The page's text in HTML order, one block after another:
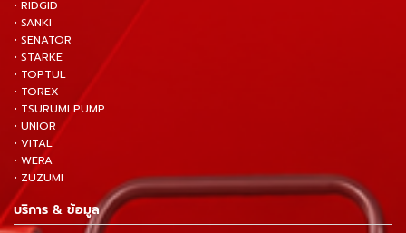
• RIDGID
• SANKI
• SENATOR
• STARKE
• TOPTUL
• TOREX
• TSURUMI PUMP
• UNIOR
• VITAL
• WERA
• ZUZUMI
บริการ & ข้อมูล